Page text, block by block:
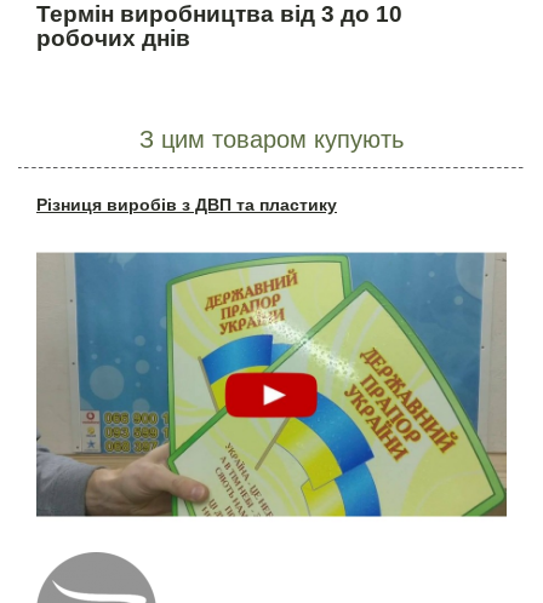
Термін виробництва від 3 до 10
робочих днів
З цим товаром купують
Різниця виробів з ДВП та пластику